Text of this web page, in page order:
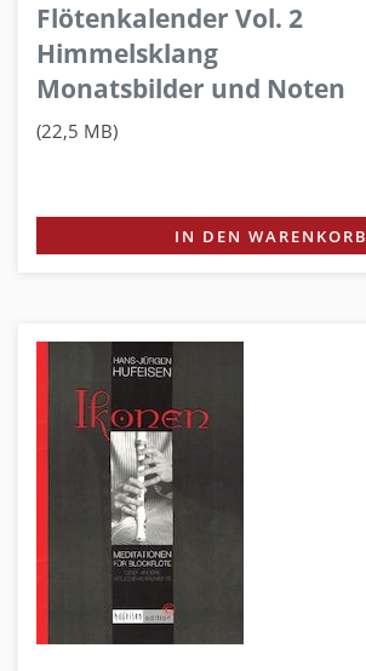
Flötenkalender Vol. 2
Himmelsklang
Monatsbilder und Noten
(22,5 MB)
IN DEN WARENKORB